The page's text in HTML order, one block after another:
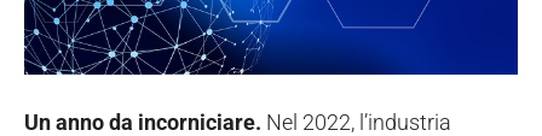
Un anno da incorniciare. Nel 2022, l’industria